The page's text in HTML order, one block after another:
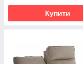
Купити